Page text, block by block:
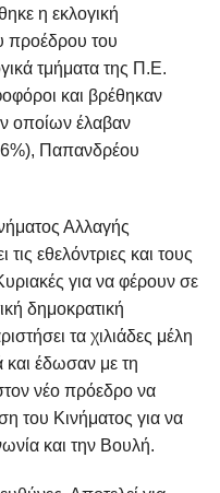
η εκλογική
προέδρου του
τμήματα της Π.Ε.
και βρέθηκαν
οποίων έλαβαν
Παπανδρέου
Αλλαγής
τις εθελόντριες και τους
για να φέρουν σε
δημοκρατική
τα χιλιάδες μέλη
έδωσαν με τη
νέο πρόεδρο να
του Κινήματος για να
και την Βουλή.